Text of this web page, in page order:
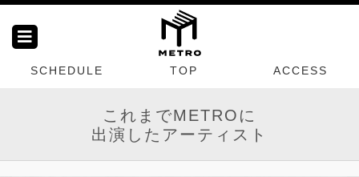
SCHEDULE TOP ACCESS
これまでMETROに
出演したアーティスト